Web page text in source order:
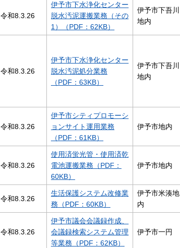
令和8.3.26
伊予市下水浄化センター
脱水汚泥運搬業務（その
1）（PDF：62KB）
伊予市下吾川
地内
令和8.3.26
伊予市下水浄化センター
脱水汚泥処分業務
（PDF：63KB）
伊予市下吾川
地内
令和8.3.26
伊予市シティプロモーシ
ョンサイト運用業務
（PDF：61KB）
伊予市地内
令和8.3.26
使用済蛍光管・使用済乾
電池運搬業務（PDF：
60KB）
伊予市地内
令和8.3.26
生活保護システム改修業
務（PDF：60KB）
伊予市米湊地
内
令和8.3.26
伊予市議会会議録作成、
会議録検索システム管理
等業務（PDF：62KB）
伊予市一円